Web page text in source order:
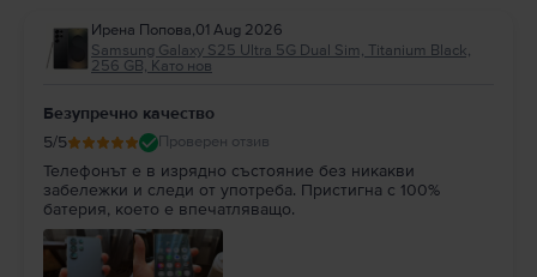
Ирена Попова,01 Aug 2026
Samsung Galaxy S25 Ultra 5G Dual Sim, Titanium Black,
256 GB, Като нов
Безупречно качество
5/5 Проверен отзив
Телефонът е в изрядно състояние без никакви
забележки и следи от употреба. Пристигна с 100%
батерия, което е впечатляващо.